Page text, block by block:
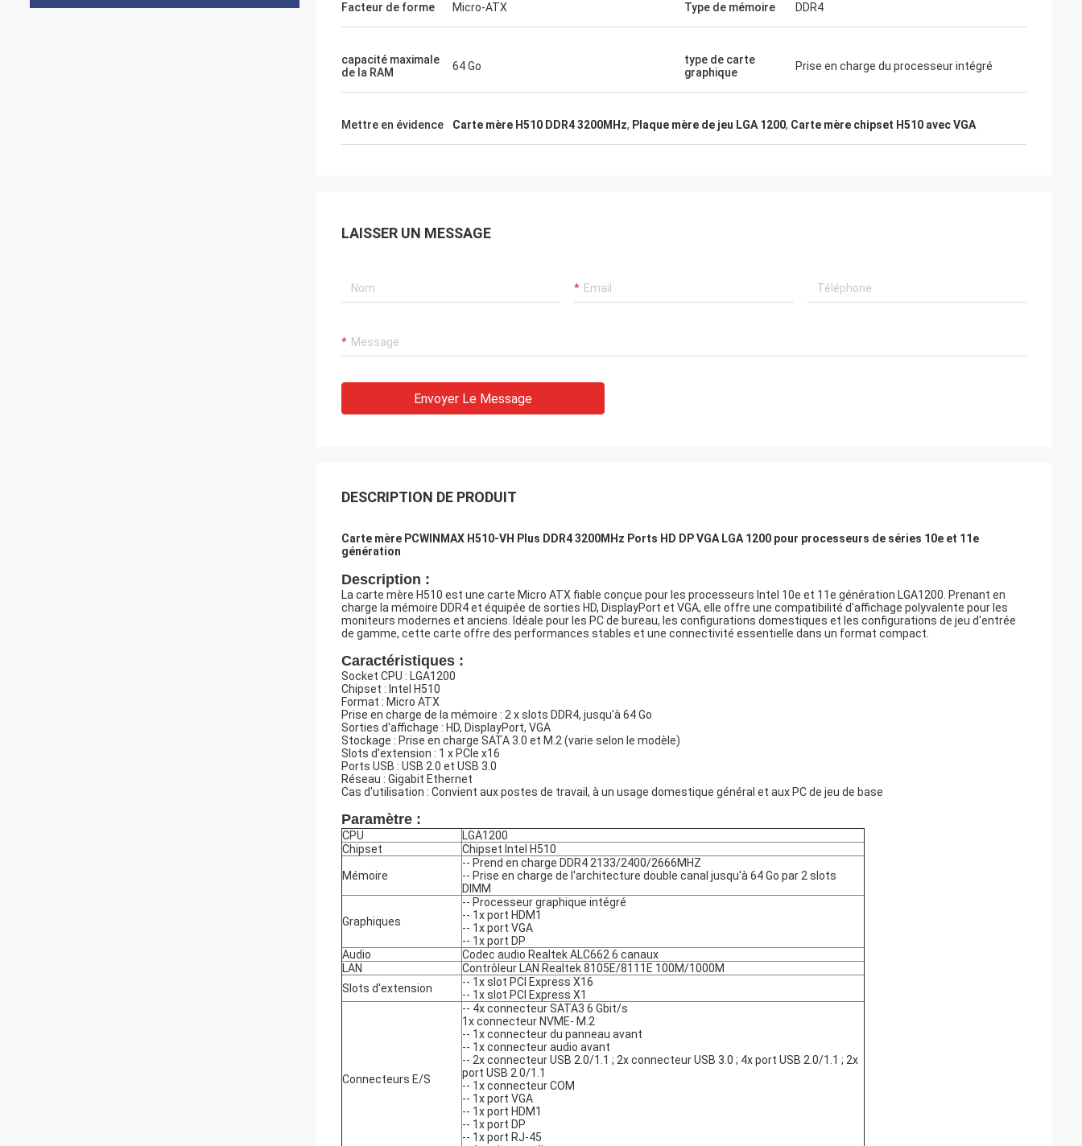
Facteur de forme Micro-ATX Type de mémoire DDR4
capacité maximale
de la RAM
64 Go
type de carte
graphique
Prise en charge du processeur intégré
Mettre en évidence Carte mère H510 DDR4 3200MHz, Plaque mère de jeu LGA 1200, Carte mère chipset H510 avec VGA
LAISSER UN MESSAGE
Envoyer Le Message
DESCRIPTION DE PRODUIT
Carte mère PCWINMAX H510-VH Plus DDR4 3200MHz Ports HD DP VGA LGA 1200 pour processeurs de séries 10e et 11e
génération
Description :
La carte mère H510 est une carte Micro ATX fiable conçue pour les processeurs Intel 10e et 11e génération LGA1200. Prenant en
charge la mémoire DDR4 et équipée de sorties HD, DisplayPort et VGA, elle offre une compatibilité d'affichage polyvalente pour les
moniteurs modernes et anciens. Idéale pour les PC de bureau, les configurations domestiques et les configurations de jeu d'entrée
de gamme, cette carte offre des performances stables et une connectivité essentielle dans un format compact.
Caractéristiques :
Socket CPU : LGA1200
Chipset : Intel H510
Format : Micro ATX
Prise en charge de la mémoire : 2 x slots DDR4, jusqu'à 64 Go
Sorties d'affichage : HD, DisplayPort, VGA
Stockage : Prise en charge SATA 3.0 et M.2 (varie selon le modèle)
Slots d'extension : 1 x PCIe x16
Ports USB : USB 2.0 et USB 3.0
Réseau : Gigabit Ethernet
Cas d'utilisation : Convient aux postes de travail, à un usage domestique général et aux PC de jeu de base
Paramètre :
CPU
LGA1200
Chipset
Chipset Intel H510
Mémoire
-- Prend en charge DDR4 2133/2400/2666MHZ
-- Prise en charge de l'architecture double canal jusqu'à 64 Go par 2 slots
DIMM
Graphiques
-- Processeur graphique intégré
-- 1x port HDM1
-- 1x port VGA
-- 1x port DP
Audio
Codec audio Realtek ALC662 6 canaux
LAN
Contrôleur LAN Realtek 8105E/8111E 100M/1000M
Slots d'extension
-- 1x slot PCI Express X16
-- 1x slot PCI Express X1
Connecteurs E/S
-- 4x connecteur SATA3 6 Gbit/s
1x connecteur NVME- M.2
-- 1x connecteur du panneau avant
-- 1x connecteur audio avant
-- 2x connecteur USB 2.0/1.1 ; 2x connecteur USB 3.0 ; 4x port USB 2.0/1.1 ; 2x
port USB 2.0/1.1
-- 1x connecteur COM
-- 1x port VGA
-- 1x port HDM1
-- 1x port DP
-- 1x port RJ-45